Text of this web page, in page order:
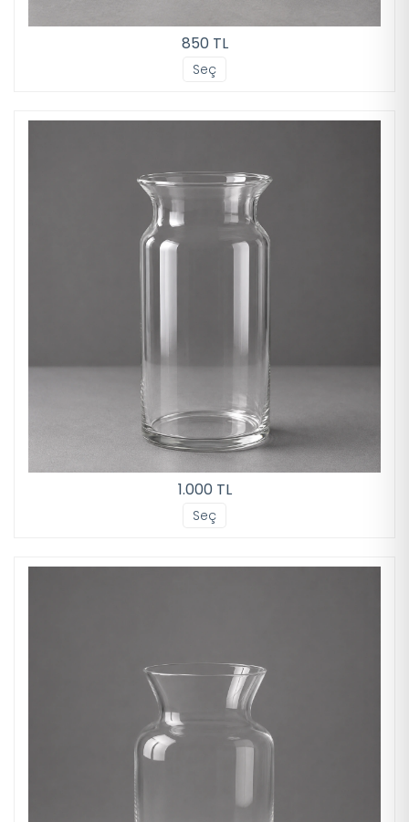
850 TL
Seç
1.000 TL
Seç